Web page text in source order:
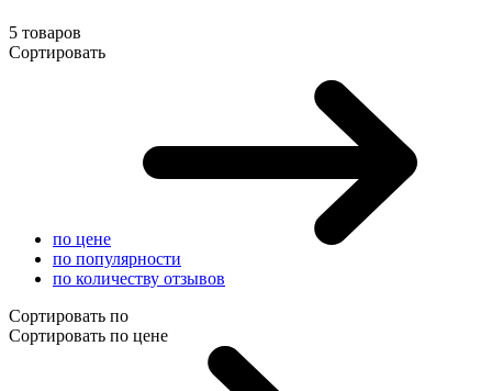
5 товаров
Сортировать
по цене
по популярности
по количеству отзывов
Сортировать по
Сортировать по цене